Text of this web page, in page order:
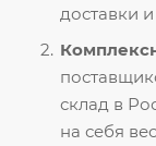
доставки
склад в
на себя